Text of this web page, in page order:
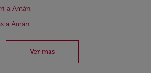
a Amán
a Amán
Ver más